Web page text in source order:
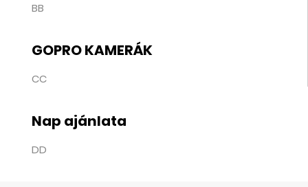
BB
GOPRO KAMERÁK
CC
Nap ajánlata
DD